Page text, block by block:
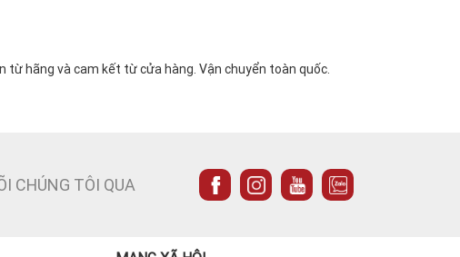
từ hãng và cam kết từ cửa hàng. Vận chuyển toàn quốc.
CHÚNG TÔI QUA